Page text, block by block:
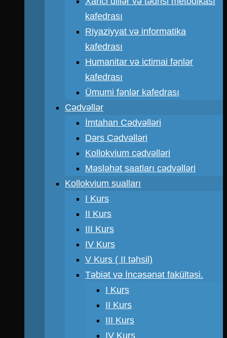
kafedrası
Riyaziyyat və informatika
kafedrası
Humanitar və ictimai fənlər
kafedrası
Ümumi fənlər kafedrası
Cədvəllər
İmtahan Cədvəlləri
Dərs Cədvəlləri
Kollokvium cədvəlləri
Məsləhət saatları cədvəlləri
Kollokvium sualları
I Kurs
II Kurs
III Kurs
IV Kurs
V Kurs ( II təhsil)
Təbiət və İncəsənət fakültəsi.
I Kurs
II Kurs
III Kurs
IV Kurs